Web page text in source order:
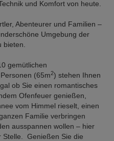
und Komfort von heute.
Abenteurer und Familien –
Umgebung der
gemütlichen
(65m2) stehen Ihnen
ob Sie einen romantisches
Ofenfeuer genießen,
vom Himmel rieselt, einen
Familie verbringen
ausspannen wollen – hier
Stelle. Genießen Sie die